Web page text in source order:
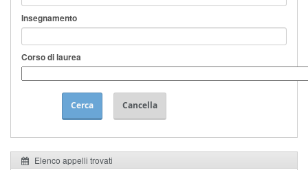
Insegnamento
Corso di laurea
Cerca Cancella
Elenco appelli trovati